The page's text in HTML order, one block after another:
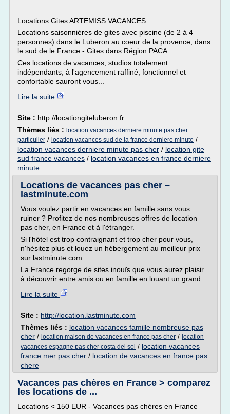
Locations Gites ARTEMISS VACANCES
Locations saisonnières de gites avec piscine (de 2 à 4
personnes) dans le Luberon au coeur de la provence, dans
le sud de le France - Gites dans Région PACA
Ces locations de vacances, studios totalement
indépendants, à l'agencement raffiné, fonctionnel et
confortable sauront vous...
Lire la suite
Site : http://locationgiteluberon.fr
Thèmes liés : location vacances derniere minute pas cher
particulier / location vacances sud de la france derniere minute /
location vacances derniere minute pas cher / location gite
sud france vacances / location vacances en france derniere
minute
Locations de vacances pas cher –
lastminute.com
Vous voulez partir en vacances en famille sans vous
ruiner ? Profitez de nos nombreuses offres de location
pas cher, en France et à l'étranger.
Si l'hôtel est trop contraignant et trop cher pour vous,
n'hésitez plus et louez un hébergement au meilleur prix
sur lastminute.com.
La France regorge de sites inouïs que vous aurez plaisir
à découvrir entre amis ou en famille en louant un grand...
Lire la suite
Site : http://location.lastminute.com
Thèmes liés : location vacances famille nombreuse pas
cher / location maison de vacances en france pas cher / location
vacances espagne pas cher costa del sol / location vacances
france mer pas cher / location de vacances en france pas
chere
Vacances pas chères en France > comparez
les locations de ...
Locations < 150 EUR - Vacances pas chères en France